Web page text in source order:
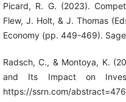
Picard, R. G. (2023).
Flew, J. Holt, & J. Thomas
Economy (pp. 449-469).
Radsch, C., & Montoya, K.
and Its Impact on
https://ssrn.com/